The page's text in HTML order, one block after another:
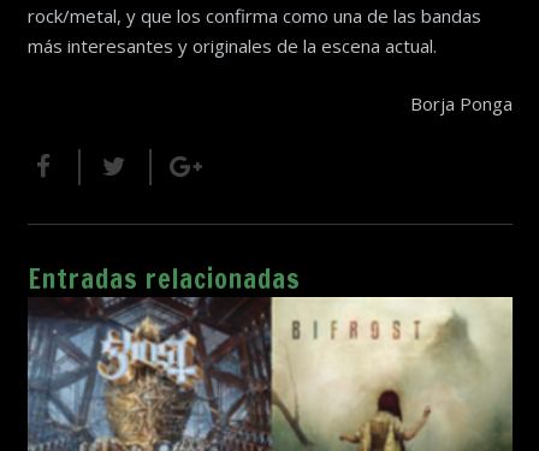
rock/metal, y que los confirma como una de las bandas
más interesantes y originales de la escena actual.
Borja Ponga
Entradas relacionadas